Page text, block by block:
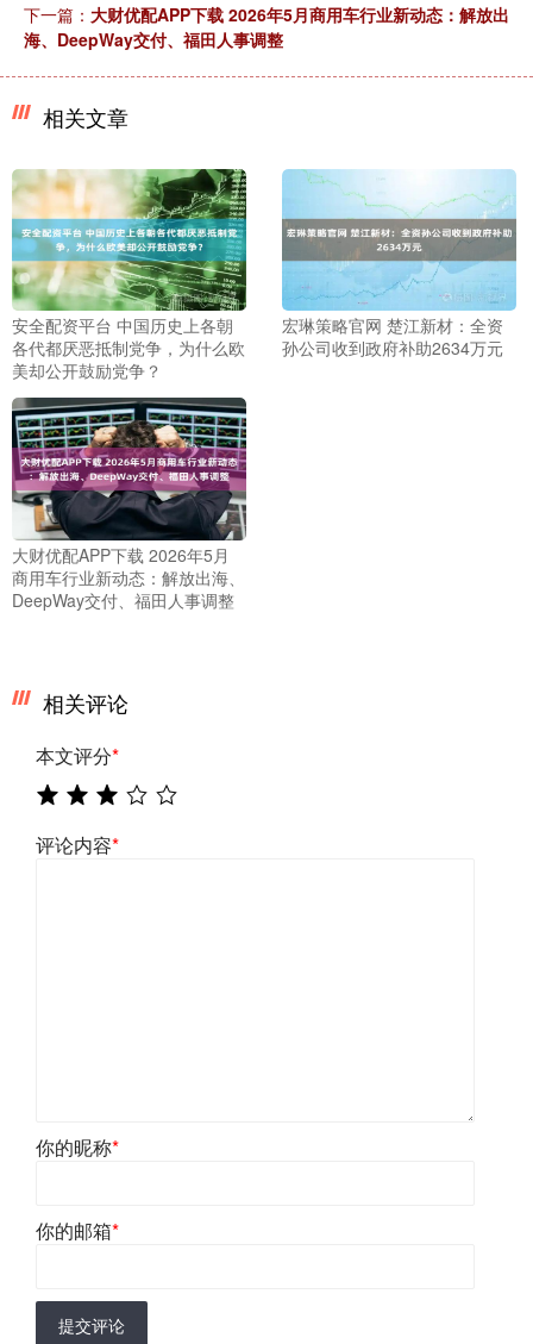
下一篇： 大财优配APP下载 2026年5月商用车行业新动态：解放出
海、DeepWay交付、福田人事调整
相关文章
安全配资平台 中国历史上各朝
各代都厌恶抵制党争，为什么欧
美却公开鼓励党争？
宏琳策略官网 楚江新材：全资
孙公司收到政府补助2634万元
大财优配APP下载 2026年5月
商用车行业新动态：解放出海、
DeepWay交付、福田人事调整
相关评论
本文评分*
评论内容*
你的昵称*
你的邮箱*
提交评论